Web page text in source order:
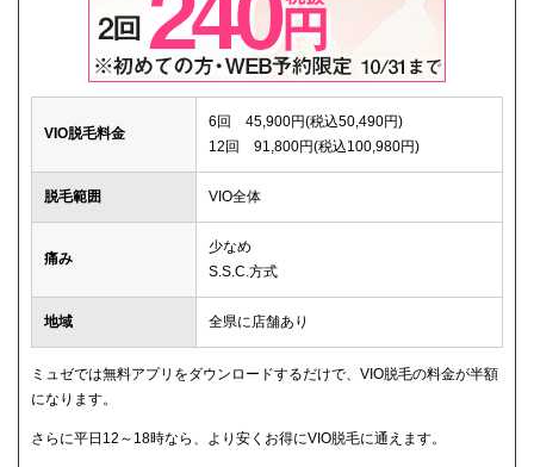
VIO脱毛料金
6回 45,900円(税込50,490円)
12回 91,800円(税込100,980円)
脱毛範囲 VIO全体
痛み
少なめ
S.S.C.方式
地域 全県に店舗あり
ミュゼでは無料アプリをダウンロードするだけで、VIO脱毛の料金が半額
になります。
さらに平日12～18時なら、より安くお得にVIO脱毛に通えます。